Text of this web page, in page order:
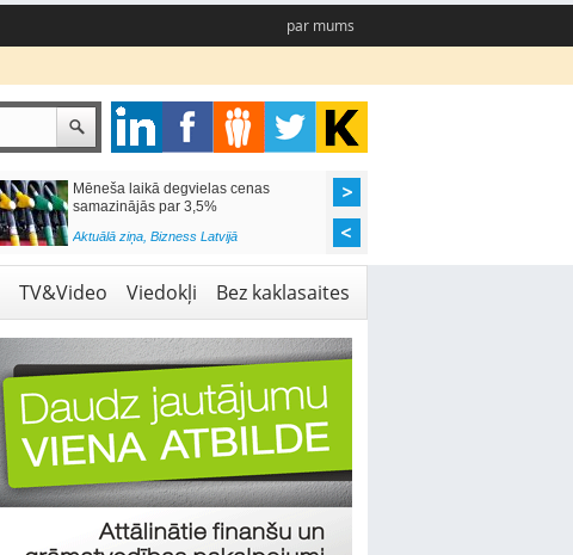
par mums
Mēneša laikā degvielas cenas
samazinājās par 3,5%
Aktuālā ziņa, Bizness Latvijā
TV&Video Viedokļi Bez kaklasaites